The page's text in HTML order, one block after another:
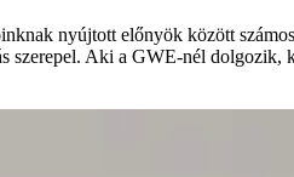
nyújtott előnyök között
szerepel. Aki a GWE-nél